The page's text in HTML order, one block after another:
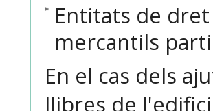
Entitats de
mercantils
En el cas dels
llibres de